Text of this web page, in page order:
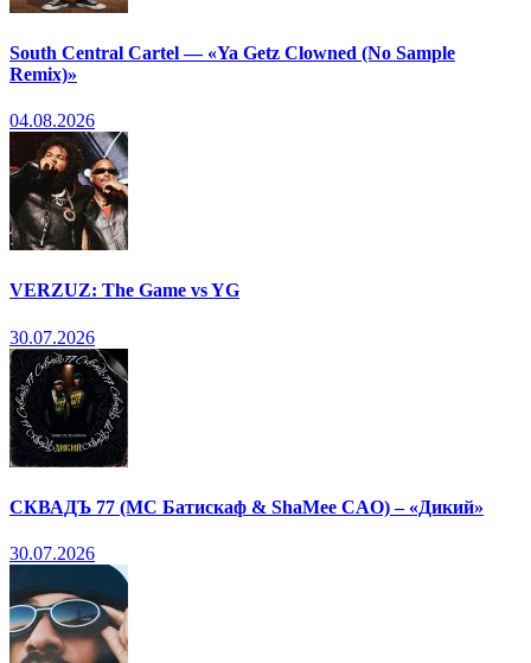
South Central Cartel — «Ya Getz Clowned (No Sample
Remix)»
04.08.2026
VERZUZ: The Game vs YG
30.07.2026
СКВАДЪ 77 (МС Батискаф & ShaMee CAO) – «Дикий»
30.07.2026